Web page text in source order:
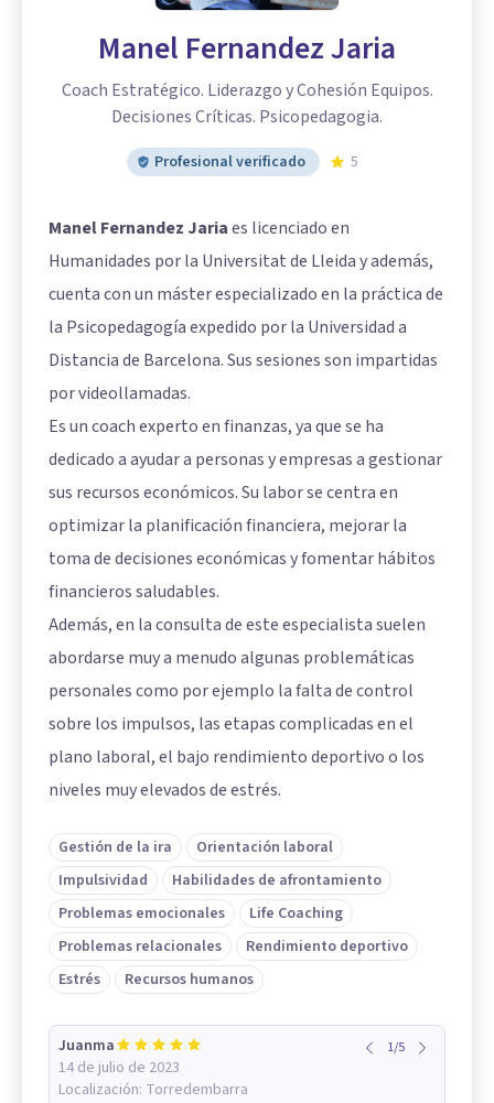
Manel Fernandez Jaria
Coach Estratégico. Liderazgo y Cohesión Equipos.
Decisiones Críticas. Psicopedagogia.
Profesional verificado 5
Manel Fernandez Jariaes licenciado en
Humanidades por la Universitat de Lleida y además,
cuenta con un máster especializado en la práctica de
la Psicopedagogía expedido por la Universidad a
Distancia de Barcelona. Sus sesiones son impartidas
por videollamadas.
Es un coach experto en finanzas, ya que se ha
dedicado a ayudar a personas y empresas a gestionar
sus recursos económicos. Su labor se centra en
optimizar la planificación financiera, mejorar la
toma de decisiones económicas y fomentar hábitos
financieros saludables.
Además, en la consulta de este especialista suelen
abordarse muy a menudo algunas problemáticas
personales como por ejemplo la falta de control
sobre los impulsos, las etapas complicadas en el
plano laboral, el bajo rendimiento deportivo o los
niveles muy elevados de estrés.
Gestión de la ira
Orientación laboral
Impulsividad
Habilidades de afrontamiento
Problemas emocionales
Life Coaching
Problemas relacionales
Rendimiento deportivo
Estrés
Recursos humanos
Juanma
14 de julio de 2023
Localización: Torredembarra
1/5